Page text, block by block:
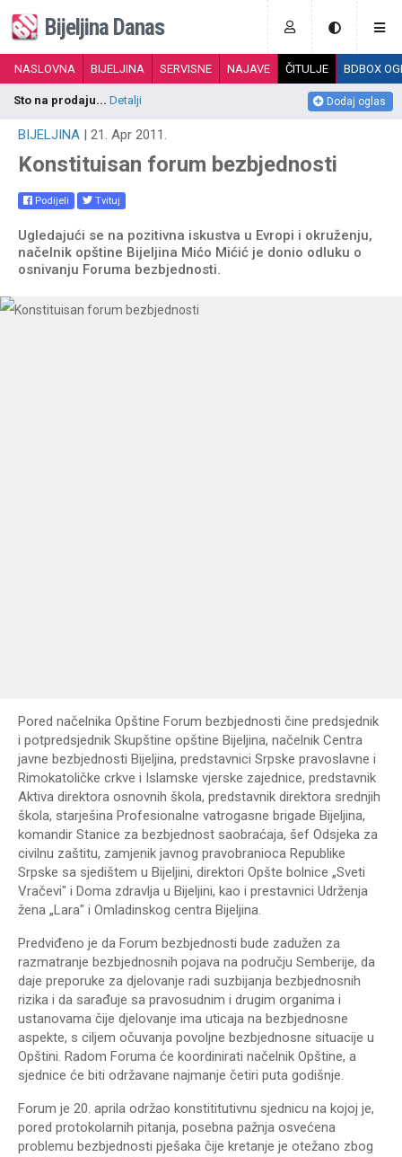
Bijeljina Danas
NASLOVNA BIJELJINA SERVISNE NAJAVE ČITULJE BDBOX
Dodaj oglas
Sto na prodaju... Detalji
BIJELJINA | 21. Apr 2011.
Konstituisan forum bezbjednosti
Podijeli Tvituj
Ugledajući se na pozitivna iskustva u Evropi i okruženju,
načelnik opštine Bijeljina Mićo Mićić je donio odluku o
osnivanju Foruma bezbjednosti.
Pored načelnika Opštine Forum bezbjednosti čine predsjednik
i potpredsjednik Skupštine opštine Bijeljina, načelnik Centra
javne bezbjednosti Bijeljina, predstavnici Srpske pravoslavne i
Rimokatoličke crkve i Islamske vjerske zajednice, predstavnik
Aktiva direktora osnovnih škola, predstavnik direktora srednjih
škola, starješina Profesionalne vatrogasne brigade Bijeljina,
komandir Stanice za bezbjednost saobraćaja, šef Odsjeka za
civilnu zaštitu, zamjenik javnog pravobranioca Republike
Srpske sa sjedištem u Bijeljini, direktori Opšte bolnice „Sveti
Vračevi" i Doma zdravlja u Bijeljini, kao i prestavnici Udrženja
žena „Lara" i Omladinskog centra Bijeljina.
Predviđeno je da Forum bezbjednosti bude zadužen za
razmatranje bezbjednosnih pojava na području Semberije, da
daje preporuke za djelovanje radi suzbijanja bezbjednosnih
rizika i da sarađuje sa pravosudnim i drugim organima i
ustanovama čije djelovanje ima uticaja na bezbjednosne
aspekte, s ciljem očuvanja povoljne bezbjednosne situacije u
Opštini. Radom Foruma će koordinirati načelnik Opštine, a
sjednice će biti održavane najmanje četiri puta godišnje.
Forum je 20. aprila održao konstititutivnu sjednicu na kojoj je,
pored protokolarnih pitanja, posebna pažnja osvećena
problemu bezbjednosti pješaka čije kretanje je otežano zbog